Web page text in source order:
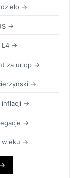
→
→
L4 →
za urlop →
→
inflacji →
→
wieku →